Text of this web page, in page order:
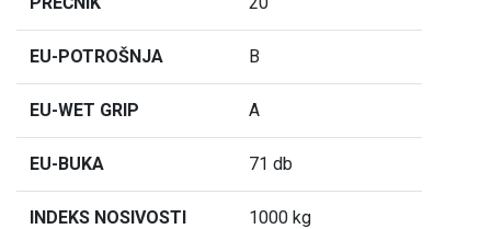
EU-POTROŠNJA B
EU-WET GRIP A
EU-BUKA 71 db
INDEKS NOSIVOSTI 1000 kg